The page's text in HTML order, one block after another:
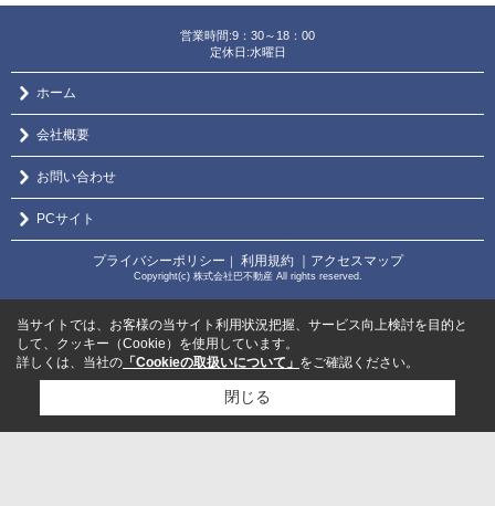
営業時間:9：30～18：00
定休日:水曜日
ホーム
会社概要
お問い合わせ
PCサイト
プライバシーポリシー ｜ 利用規約 ｜アクセスマップ
Copyright(c) 株式会社巴不動産 All rights reserved.
当サイトでは、お客様の当サイト利用状況把握、サービス向上検討を目的と
して、クッキー（Cookie）を使用しています。
詳しくは、当社の 「Cookieの取扱いについて」 をご確認ください。
閉じる